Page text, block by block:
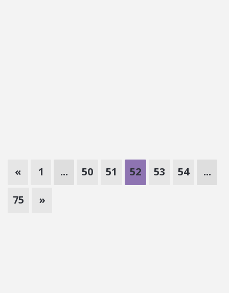
« 1 ... 50 51 52 53 54 ...
75 »